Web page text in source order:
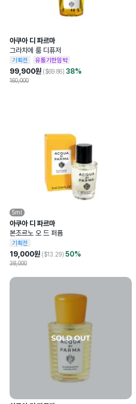
아쿠아 디 파르마
그라치에 룸 디퓨저
기획전 유통기한임박
99,900원 ($69.86) 38%
160,000
5ml
아쿠아 디 파르마
본조르노 오 드 퍼퓸
기획전
19,000원 ($13.29) 50%
38,000